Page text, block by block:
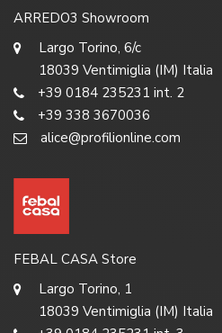
ARREDO3 Showroom
Largo Torino, 6/c
18039 Ventimiglia (IM) Italia
+39 0184 235231 int. 2
+39 338 3670036
alice@profilionline.com
FEBAL CASA Store
Largo Torino, 1
18039 Ventimiglia (IM) Italia